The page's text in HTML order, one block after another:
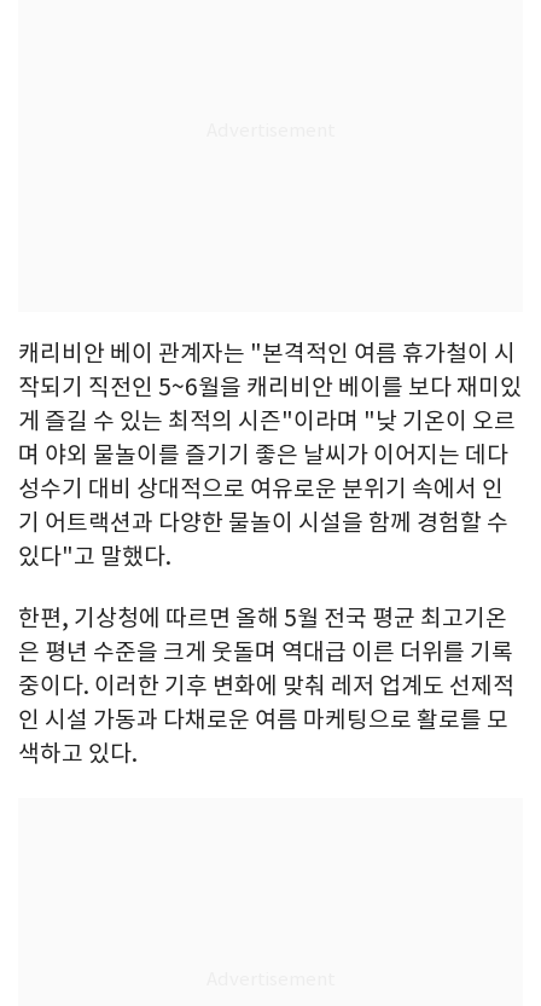
캐리비안 베이 관계자는 "본격적인 여름 휴가철이 시
작되기 직전인 5~6월을 캐리비안 베이를 보다 재미있
게 즐길 수 있는 최적의 시즌"이라며 "낮 기온이 오르
며 야외 물놀이를 즐기기 좋은 날씨가 이어지는 데다
성수기 대비 상대적으로 여유로운 분위기 속에서 인
기 어트랙션과 다양한 물놀이 시설을 함께 경험할 수
있다"고 말했다.
한편, 기상청에 따르면 올해 5월 전국 평균 최고기온
은 평년 수준을 크게 웃돌며 역대급 이른 더위를 기록
중이다. 이러한 기후 변화에 맞춰 레저 업계도 선제적
인 시설 가동과 다채로운 여름 마케팅으로 활로를 모
색하고 있다.